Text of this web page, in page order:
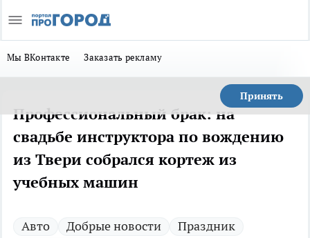
Мы ВКонтакте Заказать рекламу
Принять
Профессиональный брак: на
свадьбе инструктора по вождению
из Твери собрался кортеж из
учебных машин
Авто Добрые новости
Праздник